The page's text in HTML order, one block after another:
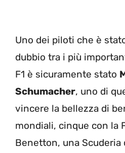
Uno dei piloti che è
dubbio tra i più
F1 è sicuramente stato
Schumacher, uno di
vincere la bellezza di
mondiali, cinque con la
Benetton, una Scuderia